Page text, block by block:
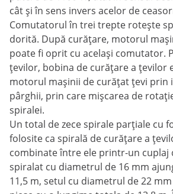
cât și în sens invers acelor de
Comutatorul în trei trepte rotește
dorită. După curățare, motorul
poate fi oprit cu același comutator.
țevilor, bobina de curățare a țevilor
motorul mașinii de curățat țevi prin
pârghii, prin care mișcarea de
spiralei.
Un total de zece spirale parțiale cu
folosite ca spirală de curățare a
combinate între ele printr-un cuplaj
spiralat cu diametrul de 16 mm
11,5 m, setul cu diametrul de 22